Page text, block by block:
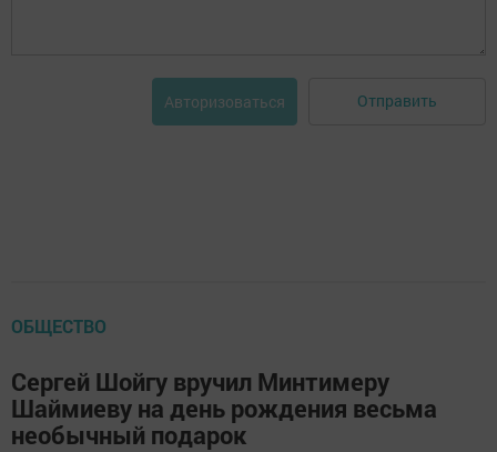
Авторизоваться Отправить
ОБЩЕСТВО
Сергей Шойгу вручил Минтимеру
Шаймиеву на день рождения весьма
необычный подарок